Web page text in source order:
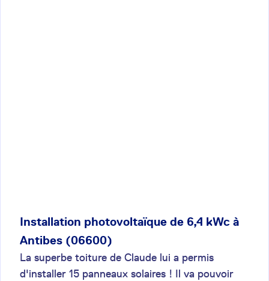
Installation photovoltaïque de 6,4 kWc à
Antibes (06600)
La superbe toiture de Claude lui a permis
d'installer 15 panneaux solaires ! Il va pouvoir